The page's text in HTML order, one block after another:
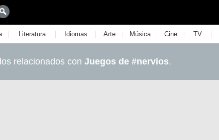
| Literatura | Idiomas | Arte | Música | Cine | TV |
relacionados con Juegos de #nervios.